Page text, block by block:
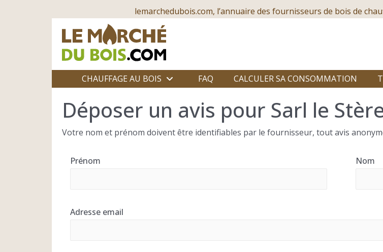
lemarchedubois.com, l’annuaire des fournisseurs de bois de
CHAUFFAGE AU BOIS FAQ CALCULER SA CONSOMMATION
Déposer un avis pour Sarl le
Votre nom et prénom doivent être identifiables par le fournisseur, tout avis
Prénom Nom
Adresse email